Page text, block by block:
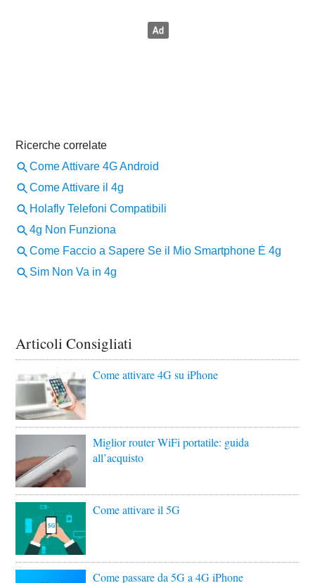
Articoli Consigliati
Come attivare 4G su iPhone
Miglior router WiFi portatile: guida
all’acquisto
Come attivare il 5G
Come passare da 5G a 4G iPhone